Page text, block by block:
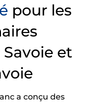
pour les
et
a conçu des